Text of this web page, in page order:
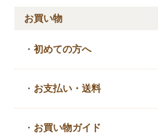
お買い物
・初めての方へ
・ お支払い・送料
・ お買い物ガイド